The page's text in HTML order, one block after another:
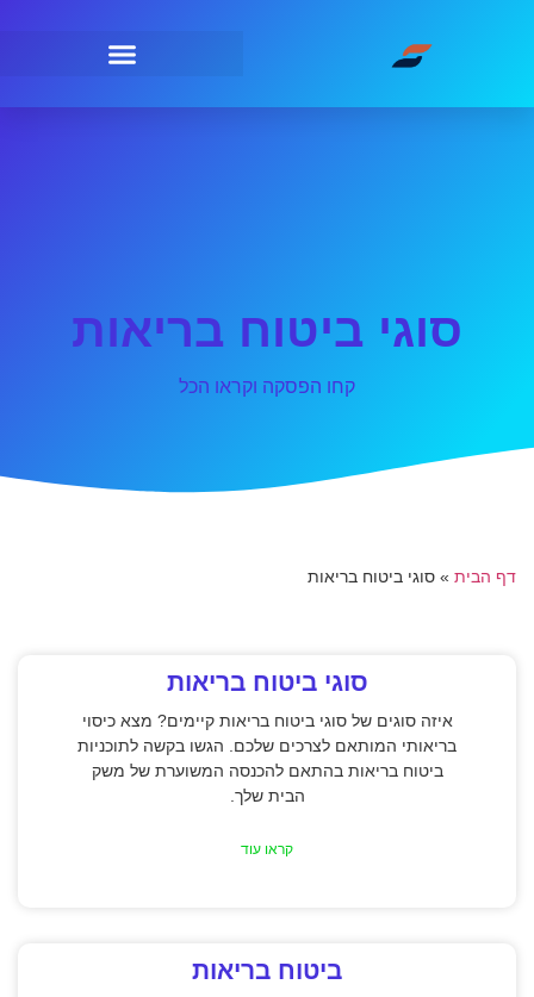
סוגי ביטוח בריאות
קחו הפסקה וקראו הכל
דף הבית » סוגי ביטוח בריאות
סוגי ביטוח בריאות
איזה סוגים של סוגי ביטוח בריאות קיימים? מצא כיסוי
בריאותי המותאם לצרכים שלכם. הגשו בקשה לתוכניות
ביטוח בריאות בהתאם להכנסה המשוערת של משק
הבית שלך.
קראו עוד
ביטוח בריאות